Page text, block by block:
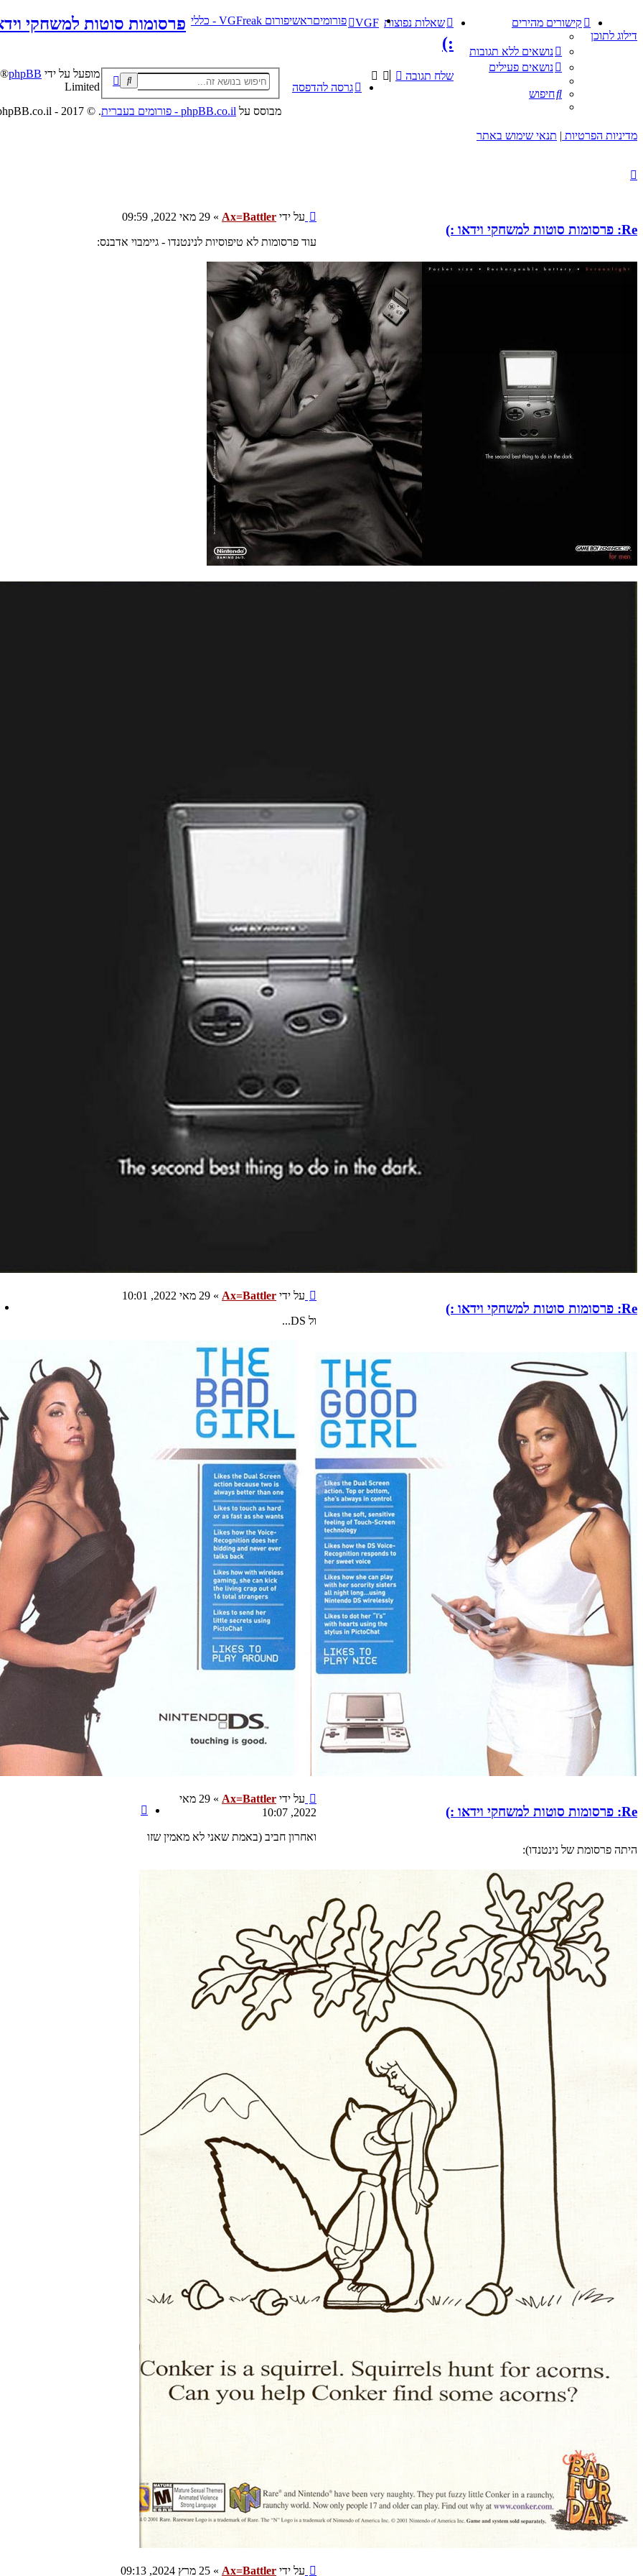
דילוג לתוכן
קישורים מהירים
נושאים ללא תגובות
נושאים פעילים
חיפוש
שאלות נפוצות VGF פורומיםראשיפורום VGFreak - כללי
פרסומות סוטות למשחקי
:)
שלח תגובה
גרסה להדפסה
חיפוש חיפוש
מתקדם
Re: פרסומות סוטות למשחקי וידאו :)
שליחה
על ידי Ax=Battler
» 29 מאי 2022, 09:59
עוד פרסומות לא טיפוסיות לנינטנדו - גיימבוי אדבנס:
Re: פרסומות סוטות למשחקי וידאו :)
שליחה
על ידי Ax=Battler
» 29 מאי 2022, 10:01
ול DS...
Re: פרסומות סוטות למשחקי וידאו :)
שליחה
על ידי Ax=Battler
»
29 מאי
2022, 10:07
ואחרון חביב (באמת שאני לא מאמין שזו
היתה פרסומת של נינטנדו):
שליחה
על ידי Ax=Battler
» 25 מרץ 2024, 09:13
מופעל על ידי phpBB
Limited
מבוסס על phpBB.co.il - פורומים בעברית
. © 2017 - phpBB.co.il.
מדיניות הפרטיות | תנאי שימוש באתר